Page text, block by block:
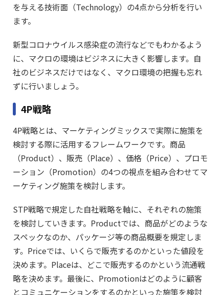
を与える技術面（Technology）の4点から分析を行い
ます。
新型コロナウイルス感染症の流行などでもわかるよう
に、マクロの環境はビジネスに大きく影響します。自
社のビジネスだけではなく、マクロ環境の把握も忘れ
ずに行いましょう。
4P戦略
4P戦略とは、マーケティングミックスで実際に施策を
検討する際に活用するフレームワークです。商品
（Product）、販売（Place）、価格（Price）、プロモ
ーション（Promotion）の4つの視点を組み合わせてマ
ーケティング施策を検討します。
STP戦略で規定した自社戦略を軸に、それぞれの施策
を検討していきます。Productでは、商品がどのような
スペックなのか、パッケージ等の商品概要を規定しま
す。Priceでは、いくらで販売するのかといった値段を
決めます。Placeは、どこで販売するのかという流通戦
略を決めます。最後に、Promotionはどのように顧客
とコミュニケーションをするのかといった施策を検討